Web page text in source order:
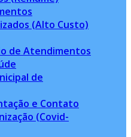
(Alto Custo)
de Atendimentos
de
e Contato
(Covid-